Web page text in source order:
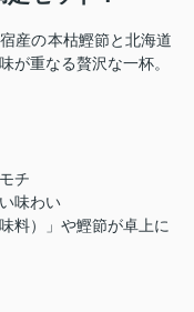
産の本枯鰹節と北海道
が重なる贅沢な一杯。
チ
味わい
料）」や鰹節が卓上に